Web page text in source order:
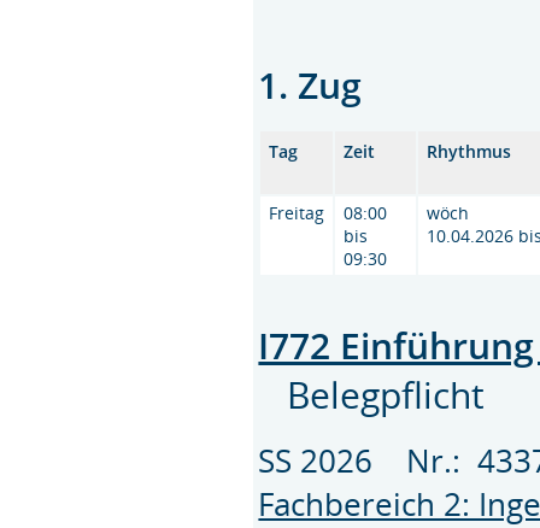
1. Zug
Tag Zeit Rhythmus
Freitag
08:00
bis
09:30
wöch
10.04.2026
I772
Belegpflicht
SS 2026 Nr.:
Fachbereich 2: